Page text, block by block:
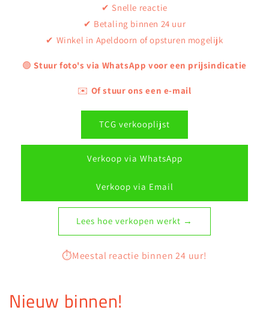
✔ Snelle reactie
✔ Betaling binnen 24 uur
✔ Winkel in Apeldoorn of opsturen mogelijk
🟢Stuur foto's via WhatsApp voor een prijsindicatie
✉️ Of stuur ons een e-mail
TCG verkooplijst
Verkoop via WhatsApp
Verkoop via Email
Lees hoe verkopen werkt →
⏱️Meestal reactie binnen 24 uur!
Nieuw binnen!